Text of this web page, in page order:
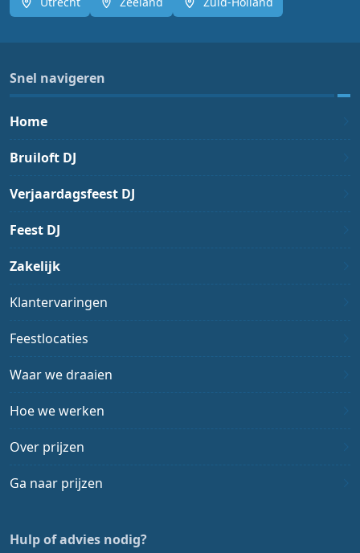
Snel navigeren
Home
Bruiloft DJ
Verjaardagsfeest DJ
Feest DJ
Zakelijk
Klantervaringen
Feestlocaties
Waar we draaien
Hoe we werken
Over prijzen
Ga naar prijzen
Hulp of advies nodig?